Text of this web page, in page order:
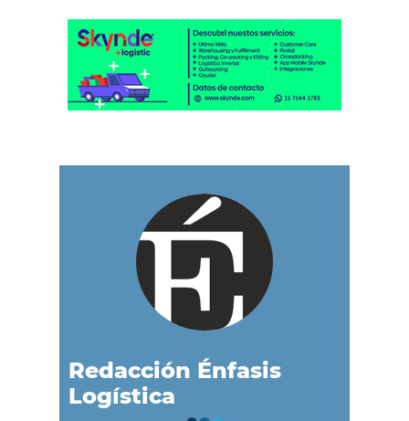
Redacción Énfasis
Logística